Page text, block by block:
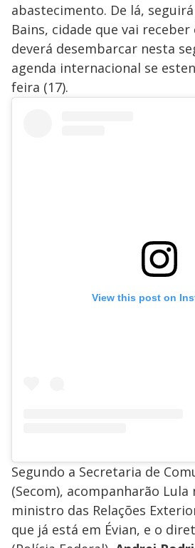
abastecimento. De lá,
Bains, cidade que vai
deverá desembarcar nesta
agenda internacional se
feira (17).
View this post on
Segundo a Secretaria de
(Secom), acompanharão Lula
ministro das Relações
que já está em Évian, e o